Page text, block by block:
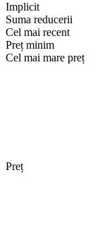
Implicit
Suma reducerii
Cel mai recent
Preț minim
Cel mai mare preț
Preț